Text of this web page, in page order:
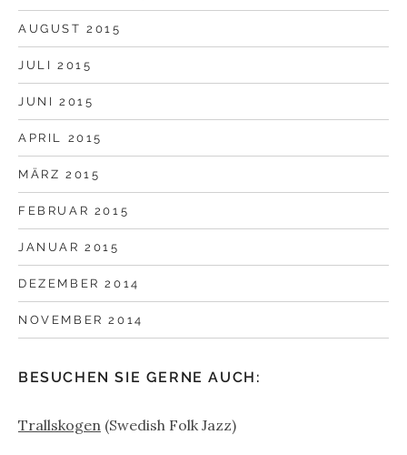
AUGUST 2015
JULI 2015
JUNI 2015
APRIL 2015
MÄRZ 2015
FEBRUAR 2015
JANUAR 2015
DEZEMBER 2014
NOVEMBER 2014
BESUCHEN SIE GERNE AUCH:
Trallskogen (Swedish Folk Jazz)